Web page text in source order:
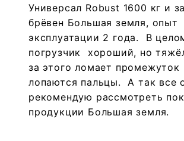
Универсал Robust 1600 кг и
брёвен Большая земля, опыт
эксплуатации 2 года. В
погрузчик хороший, но
за этого ломает промежуток
лопаются пальцы. А так все
рекомендую рассмотреть
продукции Большая земля.